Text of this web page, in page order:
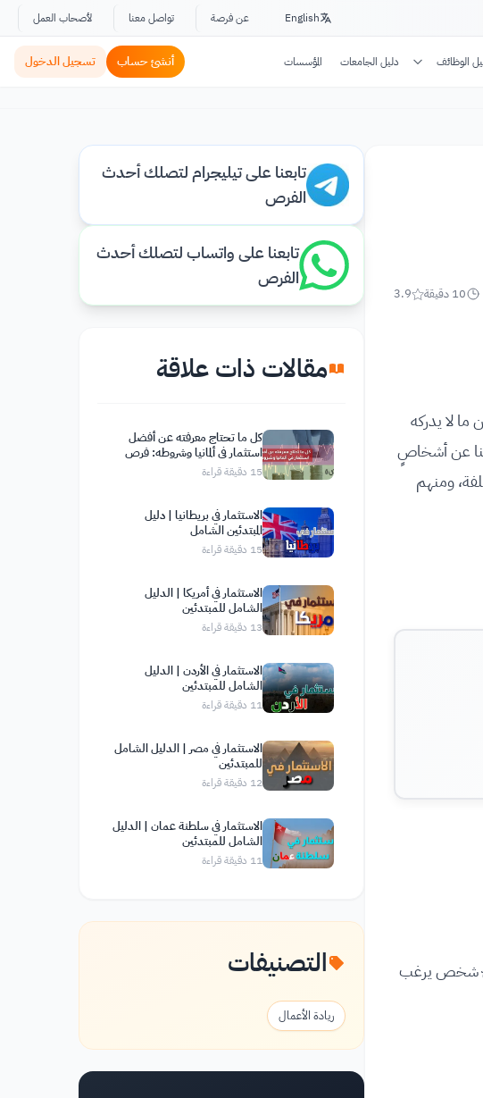
English عن فرصة تواصل معنا لأصحاب العمل
الوظائف دليل الجامعات المؤسسات أنشئ حساب تسجيل الدخول
10 دقيقة 3.9
لا يدركه
عن أشخاصٍ
ومنهم
لأيّ شخص يرغب
تابعنا على تيليجرام لتصلك أحدث
الفرص
تابعنا على واتساب لتصلك أحدث
الفرص
مقالات ذات علاقة
كل ما تحتاج معرفته عن أفضل
استثمار في ألمانيا وشروطه: فرص
واعدة لك في قلب أوروبا
15 دقيقة قراءة
الاستثمار في بريطانيا | دليل
المبتدئين الشامل
15 دقيقة قراءة
الاستثمار في أمريكا | الدليل
الشامل للمبتدئين
13 دقيقة قراءة
الاستثمار في الأردن | الدليل
الشامل للمبتدئين
11 دقيقة قراءة
الاستثمار في مصر | الدليل الشامل
للمبتدئين
12 دقيقة قراءة
الاستثمار في سلطنة عمان | الدليل
الشامل للمبتدئين
11 دقيقة قراءة
التصنيفات
ريادة الأعمال